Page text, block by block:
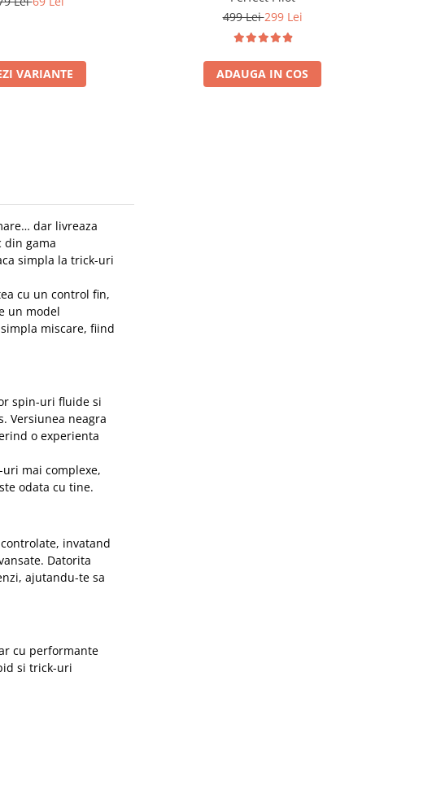
VARIANTE
499 Lei299 Lei
ADAUGA IN COS
dar livreaza
din gama
simpla la trick-uri
cu un control fin,
un model
miscare, fiind
spin-uri fluide si
Versiunea neagra
o experienta
mai complexe,
odata cu tine.
invatand
Datorita
ajutandu-te sa
cu performante
si trick-uri